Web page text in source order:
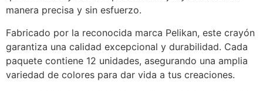
manera precisa y sin esfuerzo.
Fabricado por la reconocida marca Pelikan, este crayón
garantiza una calidad excepcional y durabilidad. Cada
paquete contiene 12 unidades, asegurando una amplia
variedad de colores para dar vida a tus creaciones.